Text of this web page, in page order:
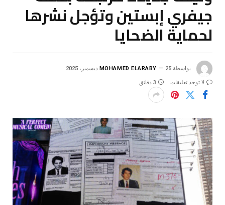
جيفري إبستين وتؤجل نشرها
لحماية الضحايا
بواسطة MOHAMED ELARABY 25 ديسمبر، 2025
لا توجد تعليقات 3 دقائق